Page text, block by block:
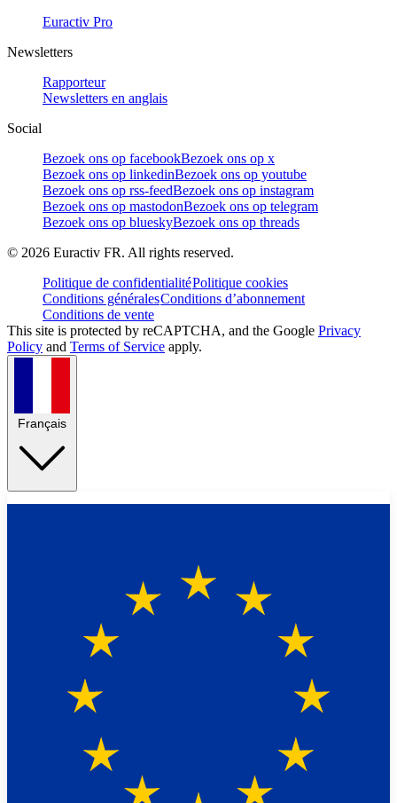
Euractiv Pro
Newsletters
Rapporteur
Newsletters en anglais
Social
Bezoek ons op facebookBezoek ons op x
Bezoek ons op linkedinBezoek ons op youtube
Bezoek ons op rss-feedBezoek ons op instagram
Bezoek ons op mastodonBezoek ons op telegram
Bezoek ons op blueskyBezoek ons op threads
© 2026 Euractiv FR. All rights reserved.
Politique de confidentialitéPolitique cookies
Conditions généralesConditions d’abonnement
Conditions de vente
This site is protected by reCAPTCHA, and the Google Privacy
Policy and Terms of Service apply.
Français